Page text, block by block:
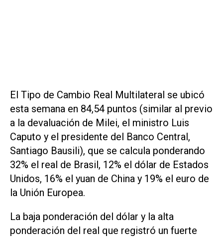
El Tipo de Cambio Real Multilateral se ubicó
esta semana en 84,54 puntos (similar al previo
a la devaluación de Milei, el ministro Luis
Caputo y el presidente del Banco Central,
Santiago Bausili), que se calcula ponderando
32% el real de Brasil, 12% el dólar de Estados
Unidos, 16% el yuan de China y 19% el euro de
la Unión Europea.
La baja ponderación del dólar y la alta
ponderación del real que registró un fuerte